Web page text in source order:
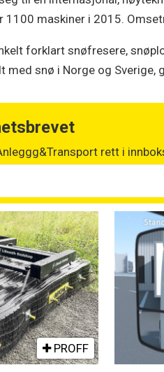
1100 maskiner i 2015.
forklart snøfresere,
snø i Norge og Sverige,
rett i
PROFF